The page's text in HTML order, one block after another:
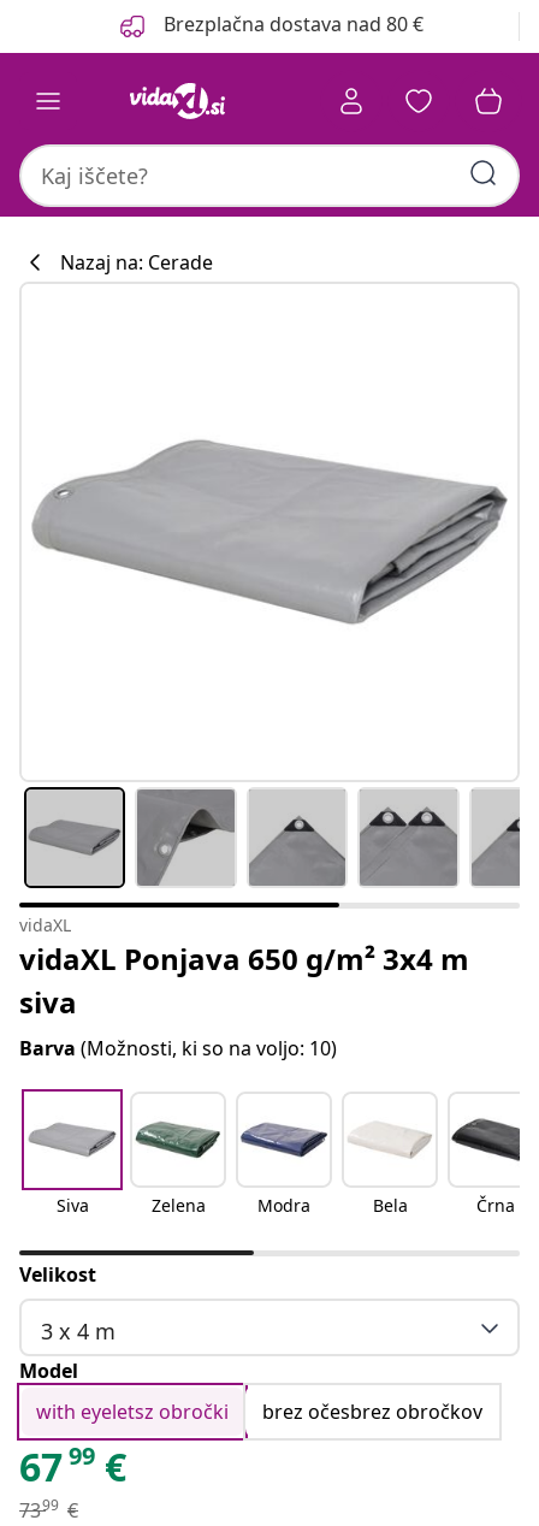
Brezplačna dostava nad 80 €
Nazaj na: Cerade
vidaXL
vidaXL Ponjava 650 g/m² 3x4 m
siva
Barva (Možnosti, ki so na voljo: 10)
Siva Zelena Modra Bela Črna
Velikost
3 x 4 m
Model
with eyeletsz obročki
brez očesbrez obročkov
6799 €
7399 €